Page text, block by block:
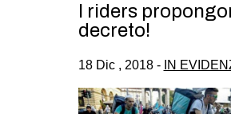
PRECARIATO
STUDENTI
CULTURE
I riders
decreto!
18 Dic , 2018 - IN